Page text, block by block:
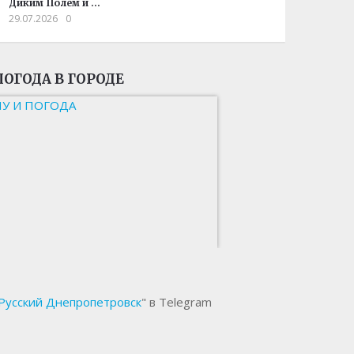
Диким Полем и …
29.07.2026 0
В ГОРОДЕ
И ПОГОДА
Днепропетровск" в Telegram